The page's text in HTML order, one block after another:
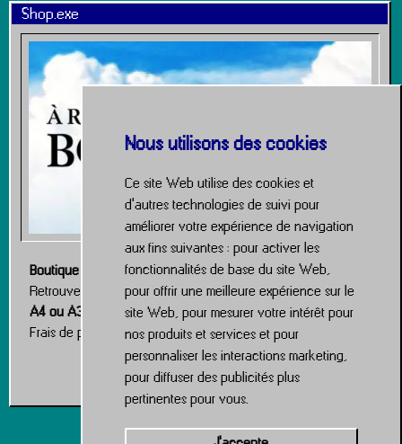
Nous utilisons des cookies
Ce site Web utilise des cookies et
d'autres technologies de suivi pour
améliorer votre expérience de navigation
aux fins suivantes : pour activer les
fonctionnalités de base du site Web,
pour offrir une meilleure expérience sur le
site Web,pour mesurer votre intérêt pour
nos produits et services et pour
personnaliser les interactions marketing,
pour diffuser des publicités plus
pertinentes pour vous.
Shop.exe
Boutique de posters
Retrouvez ce poster dans la boutique, disponible en version
A4 ou A3
Frais de port à 1€ sur l’ensemble de la boutique.